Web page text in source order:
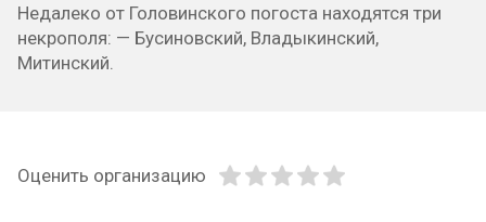
Недалеко от Головинского погоста находятся три
некрополя: — Бусиновский, Владыкинский,
Митинский.
Оценить организацию